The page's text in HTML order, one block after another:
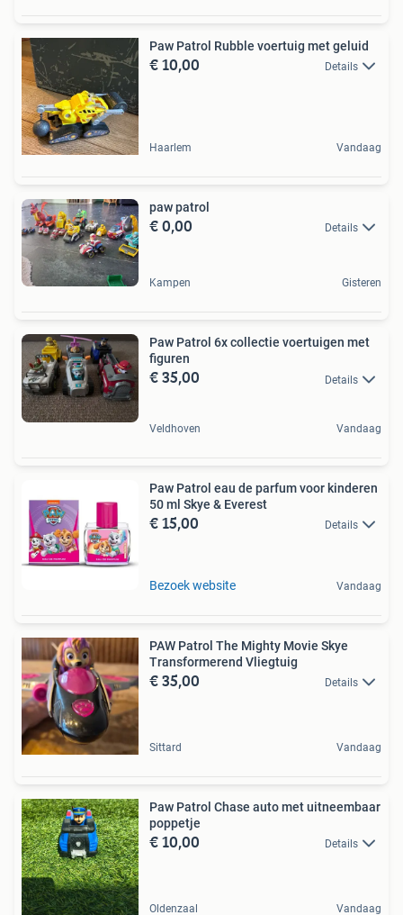
Paw Patrol Rubble voertuig met geluid
€ 10,00 Details
Haarlem Vandaag
paw patrol
€ 0,00 Details
Kampen Gisteren
Paw Patrol 6x collectie voertuigen met
figuren
€ 35,00 Details
Veldhoven Vandaag
Paw Patrol eau de parfum voor kinderen
50 ml Skye & Everest
€ 15,00 Details
Bezoek website Vandaag
PAW Patrol The Mighty Movie Skye
Transformerend Vliegtuig
€ 35,00 Details
Sittard Vandaag
Paw Patrol Chase auto met uitneembaar
poppetje
€ 10,00 Details
Oldenzaal Vandaag